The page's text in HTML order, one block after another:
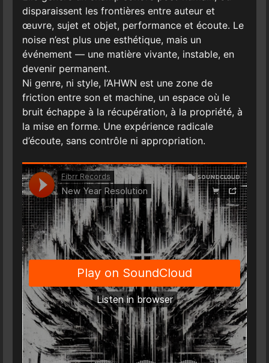
disparaissent les frontières entre auteur et
œuvre, sujet et objet, performance et écoute. Le
noise n’est plus une esthétique, mais un
événement — une matière vivante, instable, en
devenir permanent.
Ni genre, ni style, l’AHWN est une zone de
friction entre son et machine, un espace où le
bruit échappe à la récupération, à la propriété, à
la mise en forme. Une expérience radicale
d’écoute, sans contrôle ni appropriation.